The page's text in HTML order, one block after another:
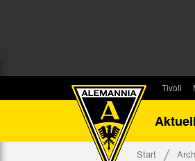
Tivoli
Aktuell
Start